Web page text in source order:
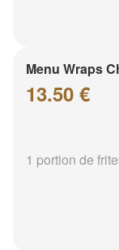
Menu Wraps
13.50 €
1 portion de